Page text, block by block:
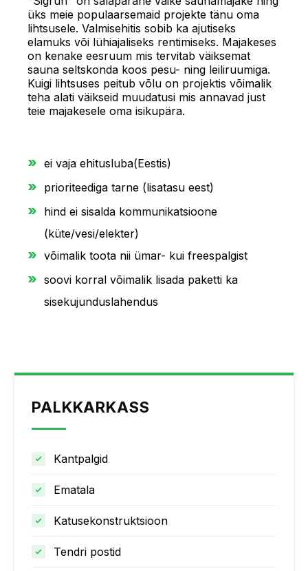
üks meie populaarsemaid projekte tänu oma
lihtsusele. Valmisehitis sobib ka ajutiseks
elamuks või lühiajaliseks rentimiseks. Majakeses
on kenake eesruum mis tervitab väiksemat
sauna seltskonda koos pesu- ning leiliruumiga.
Kuigi lihtsuses peitub võlu on projektis võimalik
teha alati väikseid muudatusi mis annavad just
teie majakesele oma isikupära.
ei vaja ehitusluba(Eestis)
prioriteediga tarne (lisatasu eest)
hind ei sisalda kommunikatsioone
(küte/vesi/elekter)
võimalik toota nii ümar- kui freespalgist
soovi korral võimalik lisada paketti ka
sisekujunduslahendus
PALKKARKASS
Kantpalgid
Ematala
Katusekonstruktsioon
Tendri postid